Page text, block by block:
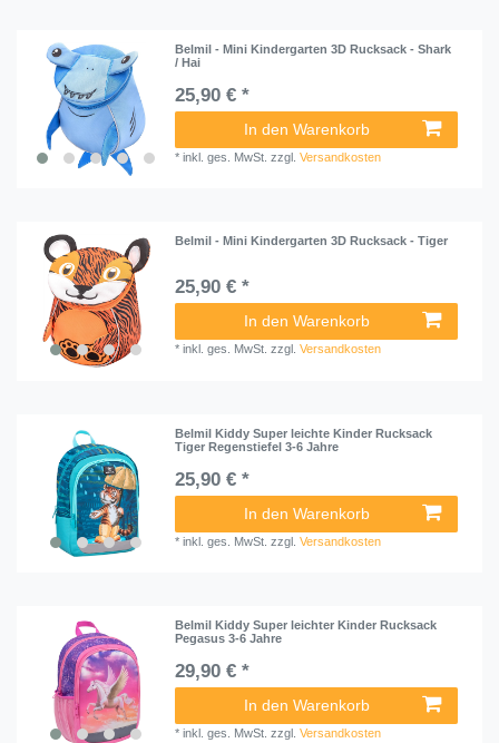
Belmil - Mini Kindergarten 3D Rucksack - Shark
/ Hai
25,90 € *
In den Warenkorb
*inkl. ges. MwSt. zzgl.Versandkosten
Belmil - Mini Kindergarten 3D Rucksack - Tiger
25,90 € *
In den Warenkorb
*inkl. ges. MwSt. zzgl.Versandkosten
Belmil Kiddy Super leichte Kinder Rucksack
Tiger Regenstiefel 3-6 Jahre
25,90 € *
In den Warenkorb
*inkl. ges. MwSt. zzgl.Versandkosten
Belmil Kiddy Super leichter Kinder Rucksack
Pegasus 3-6 Jahre
29,90 € *
In den Warenkorb
*inkl. ges. MwSt. zzgl.Versandkosten